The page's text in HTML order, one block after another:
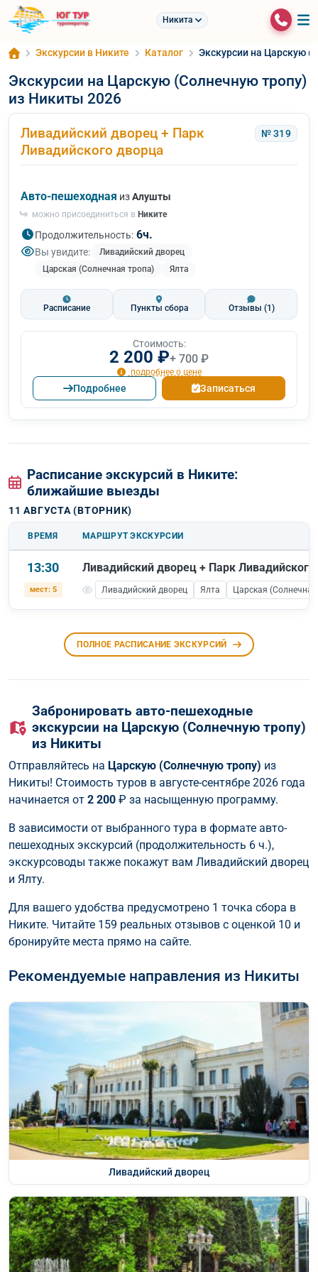
Никита
Экскурсии в Никите Каталог Экскурсии на Царскую
Экскурсии на Царскую (Солнечную тропу)
из Никиты 2026
Ливадийский дворец + Парк
Ливадийского дворца
№ 319
Авто-пешеходная изАлушты
можно присоединиться в Никите
Продолжительность: 6ч.
Вы увидите:
Ливадийский дворец
Царская (Солнечная тропа)
Ялта
Расписание Пункты сбора Отзывы (1)
Стоимость:
2 200 ₽+ 700 ₽
подробнее о цене
Подробнее Записаться
Расписание экскурсий в Никите:
ближайшие выезды
11 АВГУСТА (ВТОРНИК)
ВРЕМЯ МАРШРУТ ЭКСКУРСИИ
13:30
мест: 5
Ливадийский дворец + Парк
Ливадийский дворец Ялта Царская
ПОЛНОЕ РАСПИСАНИЕ ЭКСКУРСИЙ
Забронировать авто-пешеходные
экскурсии на Царскую (Солнечную тропу)
из Никиты
Отправляйтесь на Царскую (Солнечную тропу) из
Никиты! Стоимость туров в августе-сентябре 2026 года
начинается от 2 200 ₽ за насыщенную программу.
В зависимости от выбранного тура в формате авто-
пешеходных экскурсий (продолжительность 6 ч.),
экскурсоводы также покажут вам Ливадийский дворец
и Ялту.
Для вашего удобства предусмотрено 1 точка сбора в
Никите. Читайте 159 реальных отзывов с оценкой 10 и
бронируйте места прямо на сайте.
Рекомендуемые направления из Никиты
Ливадийский дворец